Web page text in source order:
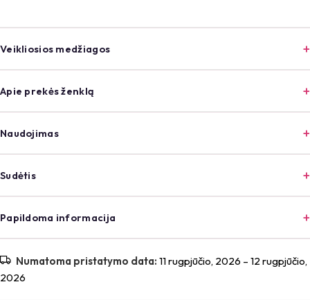
Veikliosios medžiagos
Apie prekės ženklą
Naudojimas
Sudėtis
Papildoma informacija
Numatoma pristatymo data: 11 rugpjūčio, 2026 – 12 rugpjūčio,
2026